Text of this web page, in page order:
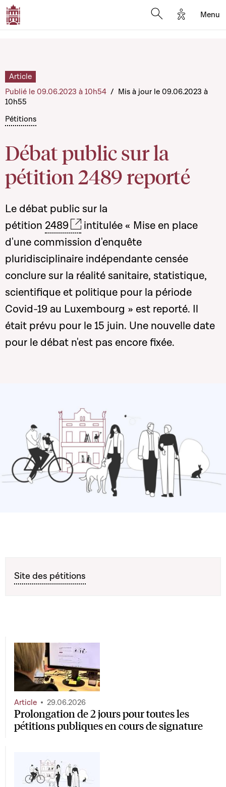
Options
Menu
Pétitions
Débat public sur la
pétition 2489 reporté
Article
Publié le 09.06.2023 à 10h54 / Mis à jour le 09.06.2023 à
10h55
Le débat public sur la
pétition 2489
intitulée « Mise en place
d'une commission d'enquête
pluridisciplinaire indépendante censée
conclure sur la réalité sanitaire, statistique,
scientifique et politique pour la période
Covid-19 au Luxembourg » est reporté. Il
était prévu pour le 15 juin. Une nouvelle date
pour le débat n'est pas encore fixée.
Site des pétitions
Prolongation de 2 jours pour toutes les
pétitions publiques en cours de signature
Article 29.06.2026